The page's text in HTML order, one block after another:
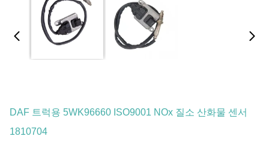
DAF 트럭용 5WK96660 ISO9001 NOx 질소 산화물 센서
1810704